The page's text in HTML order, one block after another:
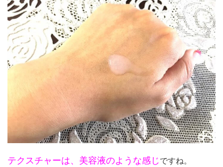
テクスチャーは、美容液のような感じですね。